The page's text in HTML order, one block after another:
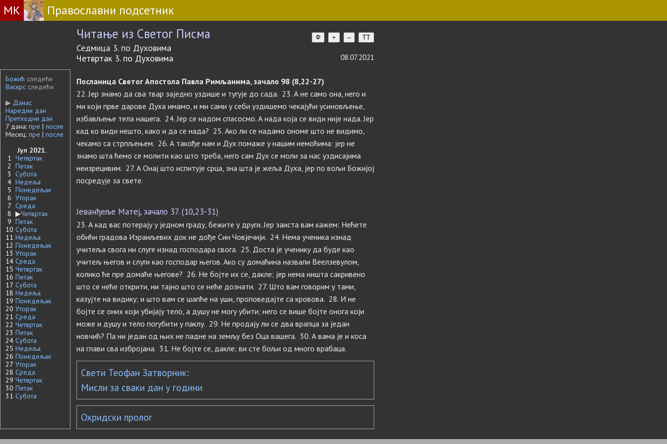
МК Православни подсетник
Читање из Светог Писма Ф + – TT
Седмица 3. по Духовима
Четвртак 3. по Духовима
08.07.2021
Божић следећи
Васкрс следећи
▶ Данас
Наредни дан
Претходни дан
7 дана: пре | после
Месец: пре | после
Јул 2021.
1 Четвртак
2 Петак
3 Субота
4 Недеља
5 Понедељак
6 Уторак
7 Среда
8 ▶Четвртак
9 Петак
10 Субота
11 Недеља
12 Понедељак
13 Уторак
14 Среда
15 Четвртак
16 Петак
17 Субота
18 Недеља
19 Понедељак
20 Уторак
21 Среда
22 Четвртак
23 Петак
24 Субота
25 Недеља
26 Понедељак
27 Уторак
28 Среда
29 Четвртак
30 Петак
31 Субота
Посланица Светог Апостола Павла Римљанима, зачало 98 (8,22-27)
22. Јер знамо да сва твар заједно уздише и тугује до сада. 23. А не само она, него и
ми који прве дарове Духа имамо, и ми сами у себи уздишемо чекајући усиновљење,
избављење тела нашега. 24. Јер се надом спасосмо. А нада која се види није нада. Јер
кад ко види нешто, како и да се нада? 25. Ако ли се надамо ономе што не видимо,
чекамо са стрпљењем. 26. А такође нам и Дух помаже у нашим немоћима: јер не
знамо шта ћемо се молити као што треба, него сам Дух се моли за нас уздисајима
неизрецивим. 27. А Онај што испитује срца, зна шта је жеља Духа, јер по вољи Божијој
посредује за свете.
Јеванђеље Матеј, зачало 37. (10,23-31)
23. А кад вас потерају у једном граду, бежите у други. Јер заиста вам кажем: Нећете
обићи градова Израиљевих док не дође Син Човјечији. 24. Нема ученика изнад
учитеља свога ни слуге изнад господара свога. 25. Доста је ученику да буде као
учитељ његов и слуги као господар његов. Ако су домаћина назвали Веелзевулом,
колико ће пре домаће његове? 26. Не бојте их се, дакле; јер нема ништа сакривено
што се неће открити, ни тајно што се неће дознати. 27. Што вам говорим у тами,
казујте на видику; и што вам се шапће на уши, проповедајте са кровова. 28. И не
бојте се оних који убијају тело, а душу не могу убити; него се више бојте онога који
може и душу и тело погубити у паклу. 29. Не продају ли се два врапца за један
новчић? Па ни један од њих не падне на земљу без Оца вашега. 30. А вама је и коса
на глави сва избројана. 31. Не бојте се, дакле; ви сте бољи од много врабаца.
Свети Теофан Затворник:
Мисли за сваки дан у години
Охридски пролог